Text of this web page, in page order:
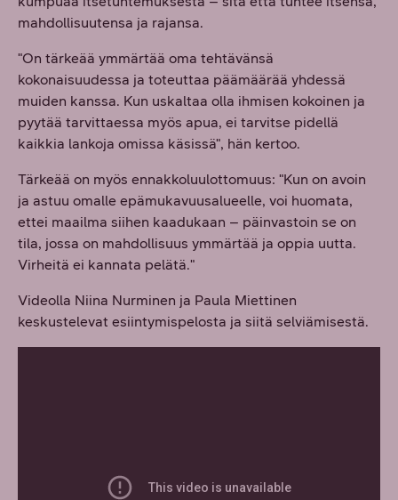
mahdollisuutensa ja rajansa.
"On tärkeää ymmärtää oma tehtävänsä
kokonaisuudessa ja toteuttaa päämäärää yhdessä
muiden kanssa. Kun uskaltaa olla ihmisen kokoinen ja
pyytää tarvittaessa myös apua, ei tarvitse pidellä
kaikkia lankoja omissa käsissä", hän kertoo.
Tärkeää on myös ennakkoluulottomuus: "Kun on avoin
ja astuu omalle epämukavuusalueelle, voi huomata,
ettei maailma siihen kaadukaan – päinvastoin se on
tila, jossa on mahdollisuus ymmärtää ja oppia uutta.
Virheitä ei kannata pelätä."
Videolla Niina Nurminen ja Paula Miettinen
keskustelevat esiintymispelosta ja siitä selviämisestä.